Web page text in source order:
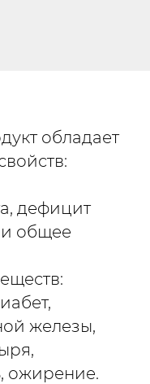
обладает
дефицит
и общее
железы,
ожирение.